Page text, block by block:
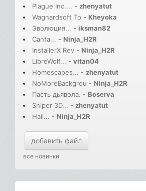
Plague Inc.... - zhenyatut
Wagnardsoft To - Kheyoka
Эволюция... - iksman82
Canta... - Ninja_H2R
InstallerX Rev - Ninja_H2R
LibreWolf... - vitan04
Homescapes... - zhenyatut
NoMoreBackgrou - Ninja_H2R
Пасть дьявола. - Boserva
Sniper 3D... - zhenyatut
Hail... - Ninja_H2R
добавить файл
все новинки